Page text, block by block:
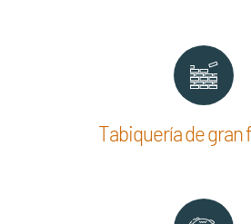
Tabiquería de gran